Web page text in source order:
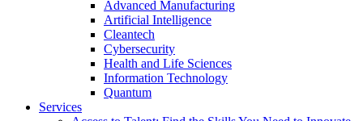
Advanced Manufacturing
Artificial Intelligence
Cleantech
Cybersecurity
Health and Life Sciences
Information Technology
Quantum
Services